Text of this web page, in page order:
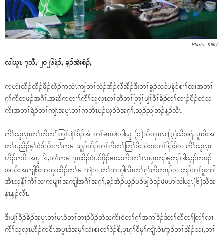
Photo: KNU
လါယူၤ ၇သီ, ၂၀၂၆နံၣ်, ခ့ၣ်အဲးစံၣ်,
ကဟံးထီၣ်ထီၣ်ဖီၣ်ထီၣ်ကလံၤကျါတၢ်လံၣ်အီၣ်လီအီၣ်ဒီးတၢ်ခူၣ်လၥ်ပနံၥ်စၢၢ်ထးအတၢ်
ဂ့ၢ်ကီတဖၣ်အဂီၢ်,အဆိကတၢၢ်ကီၢ်သူလ့ၤတၢ်တီတၢ်တြၢ်ပျဲၢ်စီၢ်ခိၣ်တၢ်တၢၣ်ပီၣ်တဲသ
ကိးအတၢ်ရဲၣ်တၢ်ကျဲၤအပူၤတၢ်ကတိၤပၣ်ဃုၥ်ဝဲအဂ့ၢ်,သ့ၣ်ညါဘၣ်န့ၣ်လီၤ.
ကီၢ်သူလ့ၤတၢ်တီတၢ်တြၢ်ပျဲၢ်စီၣ်အံၤတၢ်မၤဝဲဖဲလါယူၤ(၁)သီတုၤလၢ(၃)သီအနံၤပူၤဒီးအ
တၢ်ပညိၣ်မ့ၢ်ဝဲဒ်သိးတၢ်ကမၤဆူၣ်ထီၣ်တၢ်တီတၢ်တြၢ်ဒီးသဲးစးတၢ်ဒိၣ်စိလၢကီၢ်သူလ့ၤ
ဟီၣ်ကဝီၤအပူၤဒီး,တၢ်ကမၤဂ့ၤထီၣ်ဝဲပၥ်ဖှိၣ်မၤသကိးတၢ်လၢပှၤဘၣ်မူဘၣ်ဒါသ့ၣ်တဖၣ်
အသိးအကျါဒီးကထုးထီၣ်တၢ်မၤကျဲလၢတၢ်ကဘှါလီၤတၢ်ဂ့ၢ်ကီတဖၣ်လၢဘၣ်တၢ်စူးကါ
အီၤသ့နီၢ်ကီၢ်လၢကမျၢၢ်အကျါအဂီၢ်အဂ့ၢ်,ခ့ၣ်အဲၣ်ယူၣ်ပၥ်ဖျါဝဲဒၣ်ဖဲမဟါလါယူၤ(၆)သီအ
နံၤန့ၣ်လီၤ.
ဒီးပျဲၢ်စီၣ်ခိၣ်အပူၤတၢ်မၤဝဲတၢ်တၢၣ်ပီၣ်တဲသကိးဝဲတၢ်ဂ့ၢ်အကါဒိၣ်ဒ်တၢ်တီတၢ်တြၢ်လၢ
ကီၢ်သူလ့ၤဟီၣ်ကဝီၤအပူၤဒ်အမ့ၢ်သဲးစးတၢ်ဒိၣ်စိ,ပှၤဂ့ၢ်ဝီမုၢ်ကျိၤဝဲၤကွၥ်တၢ်အိၣ်သး,တၢ်